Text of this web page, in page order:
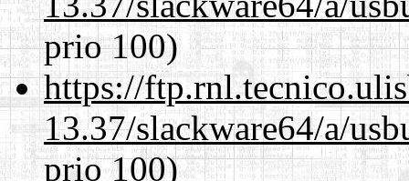
prio 100)
https://
13.37/slackware64/a/
prio 100)